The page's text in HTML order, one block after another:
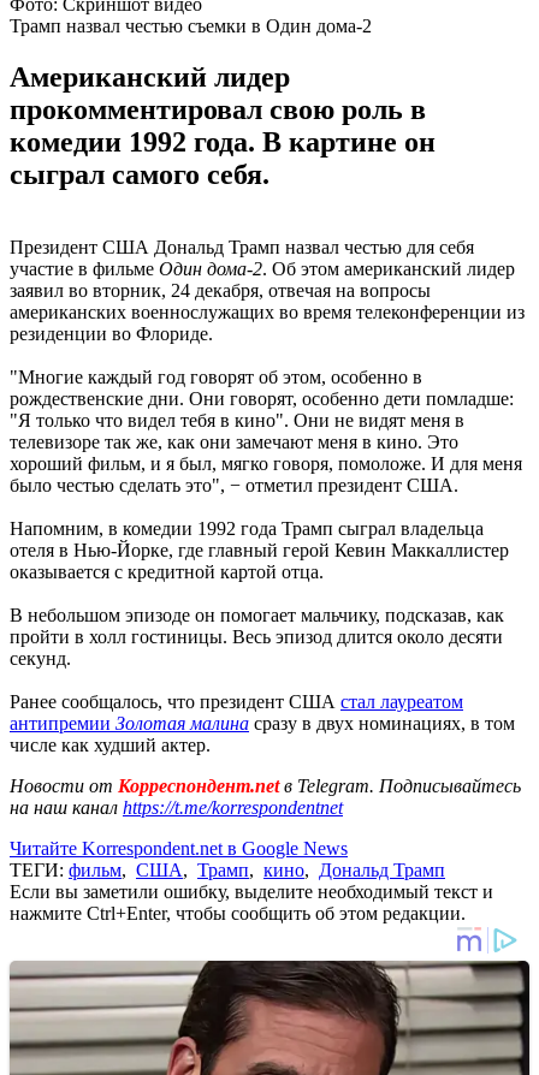
Трамп назвал честью съемки в Один дома-2
Американский лидер
прокомментировал свою роль в
комедии 1992 года. В картине он
сыграл самого себя.
Президент США Дональд Трамп назвал честью для себя
участие в фильме Один дома-2. Об этом американский лидер
заявил во вторник, 24 декабря, отвечая на вопросы
американских военнослужащих во время телеконференции из
резиденции во Флориде.
"Многие каждый год говорят об этом, особенно в
рождественские дни. Они говорят, особенно дети помладше:
"Я только что видел тебя в кино". Они не видят меня в
телевизоре так же, как они замечают меня в кино. Это
хороший фильм, и я был, мягко говоря, помоложе. И для меня
было честью сделать это", − отметил президент США.
Напомним, в комедии 1992 года Трамп сыграл владельца
отеля в Нью-Йорке, где главный герой Кевин Маккаллистер
оказывается с кредитной картой отца.
В небольшом эпизоде он помогает мальчику, подсказав, как
пройти в холл гостиницы. Весь эпизод длится около десяти
секунд.
Ранее сообщалось, что президент США стал лауреатом
антипремии Золотая малина сразу в двух номинациях, в том
числе как худший актер.
Новости от Корреспондент.netв Telegram. Подписывайтесь
на наш канал https://t.me/korrespondentnet
Читайте Korrespondent.net в Google News
ТЕГИ: фильм, США, Трамп, кино, Дональд Трамп
Если вы заметили ошибку, выделите необходимый текст и
нажмите Ctrl+Enter, чтобы сообщить об этом редакции.